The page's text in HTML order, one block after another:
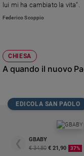
lui mi ha cambiato la vita".
Federico Scoppio
CHIESA
A quando il nuovo
EDICOLA SAN PAOLO
❮
GBABY
€ 34,80 € 21,90 37%